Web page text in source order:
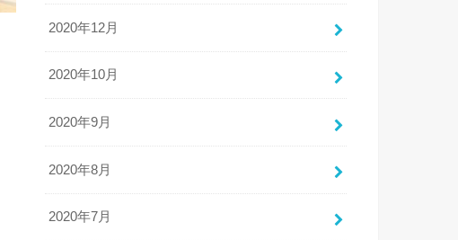
2020年12月
2020年10月
2020年9月
2020年8月
2020年7月